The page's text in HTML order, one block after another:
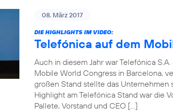
08. März 2017
DIE HIGHLIGHTS IM VIDEO:
Telefónica auf dem
Auch in diesem Jahr war Telefónica
Mobile World Congress in Barcelona,
großen Stand stellte das Unternehmen
Highlight am Telefónica Stand war die
Pallete, Vorstand und CEO […]